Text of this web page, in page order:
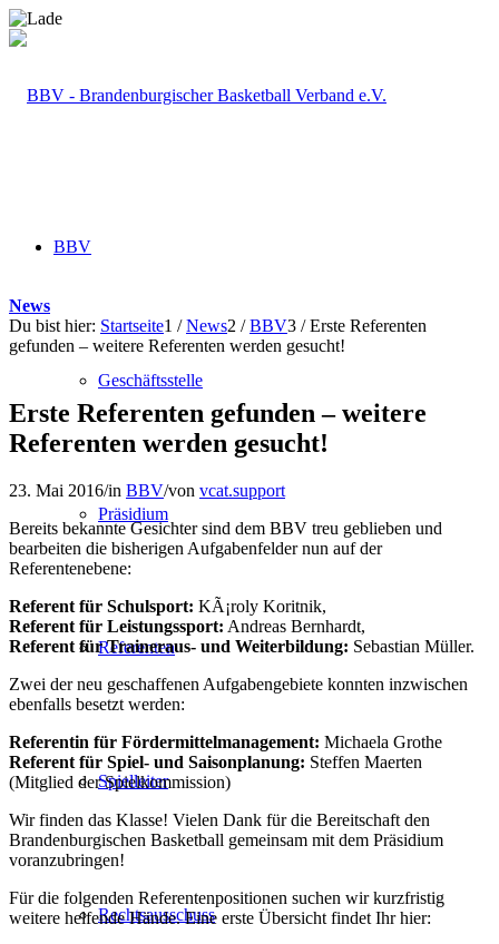
BBV
Geschäftsstelle
Präsidium
Referenten
Spielleiter
Rechtsausschuss
News
Du bist hier: Startseite1 / News2 / BBV3 / Erste Referenten
gefunden – weitere Referenten werden gesucht!
Erste Referenten gefunden – weitere
Referenten werden gesucht!
23. Mai 2016/in BBV/von vcat.support
Bereits bekannte Gesichter sind dem BBV treu geblieben und
bearbeiten die bisherigen Aufgabenfelder nun auf der
Referentenebene:
Referent für Schulsport: KÃ¡roly Koritnik,
Referent für Leistungssport: Andreas Bernhardt,
Referent für Traineraus- und Weiterbildung: Sebastian Müller.
Zwei der neu geschaffenen Aufgabengebiete konnten inzwischen
ebenfalls besetzt werden:
Referentin für Fördermittelmanagement: Michaela Grothe
Referent für Spiel- und Saisonplanung: Steffen Maerten
(Mitglied der Spielkommission)
Wir finden das Klasse! Vielen Dank für die Bereitschaft den
Brandenburgischen Basketball gemeinsam mit dem Präsidium
voranzubringen!
Für die folgenden Referentenpositionen suchen wir kurzfristig
weitere helfende Hände. Eine erste Übersicht findet Ihr hier: